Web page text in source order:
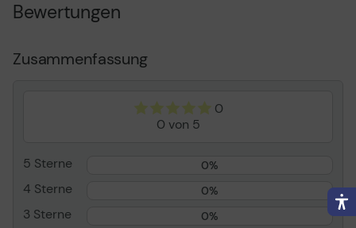
für private Zwecke. Genießen Sie die Vorteile einer
durchdachten Organisation und bringen Sie Struktur in
Packungsinhalt
Abmessungen (Breite x
230 mm x 320 mm x 10
mm
Allgemein
Produkttyp
Gliederungsordner -
Erweiterung
Bewertungen
Zusammenfassung
0
0 von 5
5 Sterne 0%
4 Sterne 0%
3 Sterne 0%